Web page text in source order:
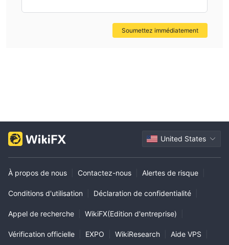
Soumettez immédiatement
United States
À propos de nous Contactez-nous Alertes de risque
Conditions d'utilisation Déclaration de confidentialité
Appel de recherche WikiFX(Edition d'entreprise)
Vérification officielle EXPO WikiResearch Aide VPS